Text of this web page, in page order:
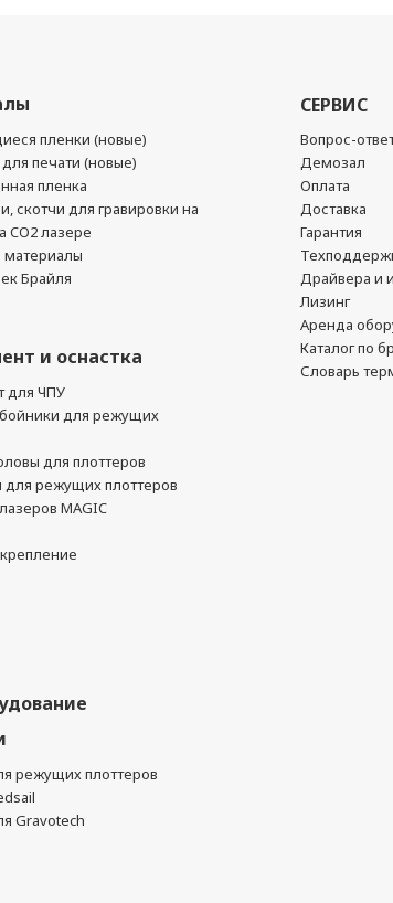
пленки (новые)
печати (новые)
пленка
скотчи для гравировки на
CO2 лазере
Брайля
и оснастка
для ЧПУ
для режущих
для плоттеров
для режущих плоттеров
MAGIC
режущих плоттеров
Gravotech
СЕРВИС
Вопрос-
Демозал
Оплата
Доставка
Гарантия
Драйвера и
Лизинг
Аренда
Каталог по
Словарь